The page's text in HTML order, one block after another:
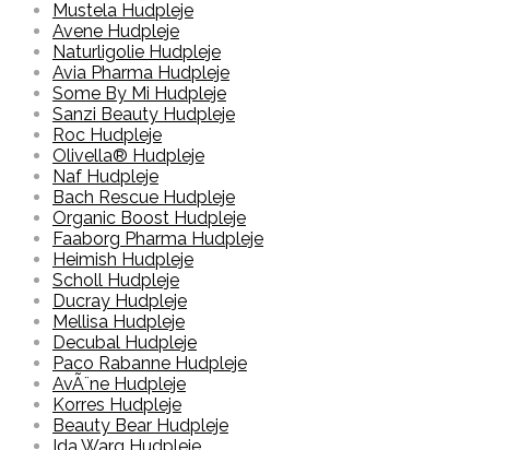
Mustela Hudpleje
Avene Hudpleje
Naturligolie Hudpleje
Avia Pharma Hudpleje
Some By Mi Hudpleje
Sanzi Beauty Hudpleje
Roc Hudpleje
Olivella® Hudpleje
Naf Hudpleje
Bach Rescue Hudpleje
Organic Boost Hudpleje
Faaborg Pharma Hudpleje
Heimish Hudpleje
Scholl Hudpleje
Ducray Hudpleje
Mellisa Hudpleje
Decubal Hudpleje
Paco Rabanne Hudpleje
AvÃ¨ne Hudpleje
Korres Hudpleje
Beauty Bear Hudpleje